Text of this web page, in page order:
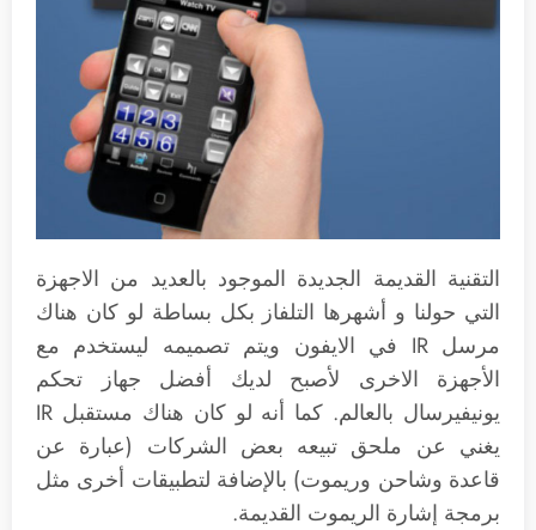
التقنية القديمة الجديدة الموجود بالعديد من الاجهزة
التي حولنا و أشهرها التلفاز بكل بساطة لو كان هناك
مرسل IR في الايفون ويتم تصميمه ليستخدم مع
الأجهزة الاخرى لأصبح لديك أفضل جهاز تحكم
يونيفيرسال بالعالم. كما أنه لو كان هناك مستقبل IR
يغني عن ملحق تبيعه بعض الشركات (عبارة عن
قاعدة وشاحن وريموت) بالإضافة لتطبيقات أخرى مثل
برمجة إشارة الريموت القديمة.